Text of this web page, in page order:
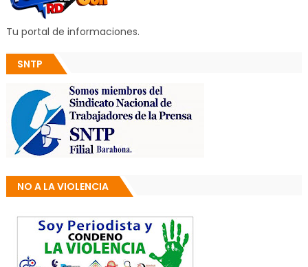
Tu portal de informaciones.
SNTP
NO A LA VIOLENCIA